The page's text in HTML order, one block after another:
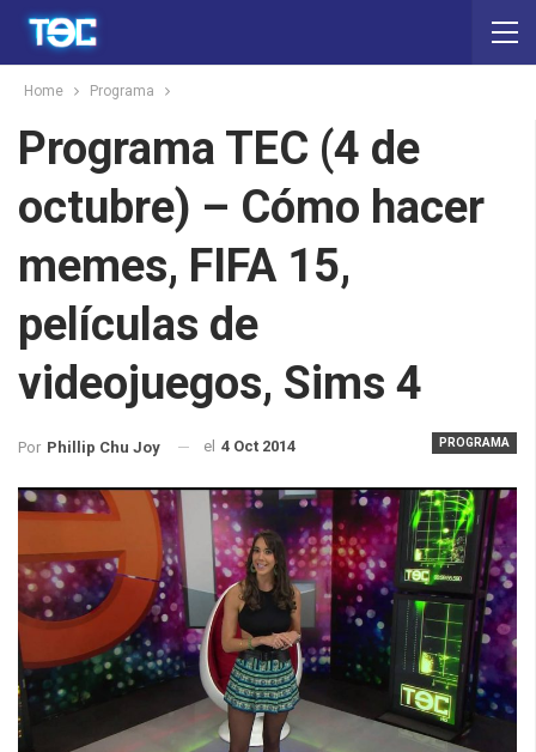
Home Programa
Programa TEC (4 de
octubre) – Cómo hacer
memes, FIFA 15,
películas de
videojuegos, Sims 4
PROGRAMA
Por Phillip Chu Joy el 4 Oct 2014